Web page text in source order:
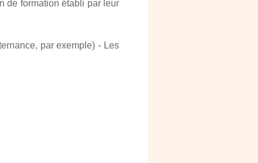
de formation établi par leur
par exemple) - Les